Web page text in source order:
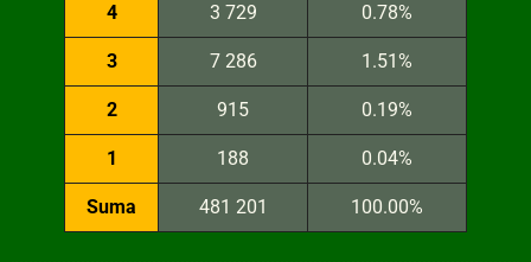
4 3 729 0.78%
3 7 286 1.51%
2 915 0.19%
1 188 0.04%
Suma 481 201 100.00%